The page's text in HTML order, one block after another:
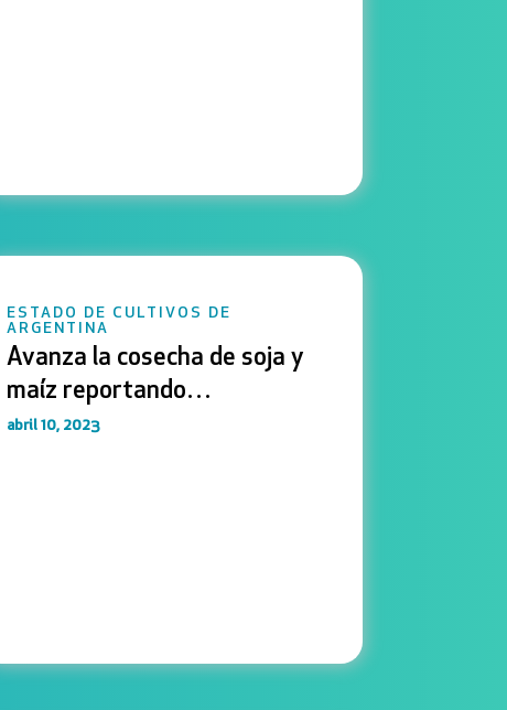
ESTADO DE CULTIVOS DE
ARGENTINA
Avanza la cosecha de soja y
maíz reportando
rendimientos por debajo de
abril 10, 2023